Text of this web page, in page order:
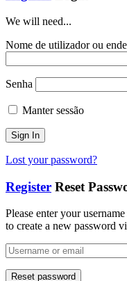
We will need...
Nome de utilizador ou
Senha
Manter sessão
Lost your password?
Register Reset
Please enter your
to create a new password